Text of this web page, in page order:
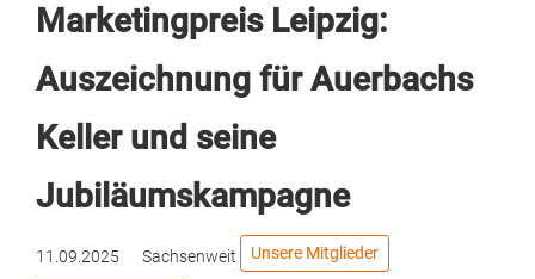
Marketingpreis Leipzig:
Auszeichnung für Auerbachs
Keller und seine
Jubiläumskampagne
11.09.2025 Sachsenweit Unsere Mitglieder